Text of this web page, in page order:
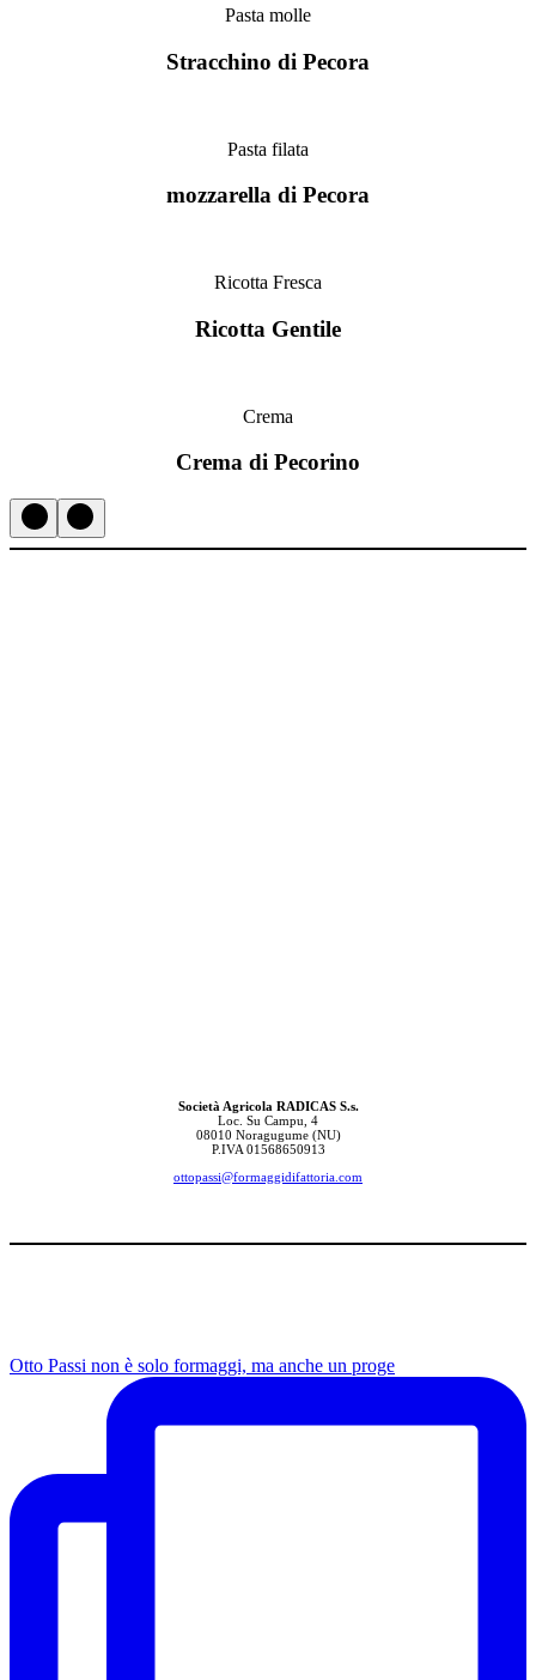
Pasta molle
Stracchino di Pecora
Pasta filata
mozzarella di Pecora
Ricotta Fresca
Ricotta Gentile
Crema
Crema di Pecorino
Società Agricola RADICAS S.s.
Loc. Su Campu, 4
08010 Noragugume (NU)
P.IVA 01568650913
ottopassi@formaggidifattoria.com
Otto Passi non è solo formaggi, ma anche un proge